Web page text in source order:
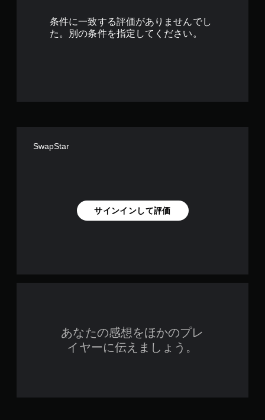
条件に一致する評価がありませんでし
た。別の条件を指定してください。
SwapStar
サインインして評価
あなたの感想をほかのプレ
イヤーに伝えましょう。